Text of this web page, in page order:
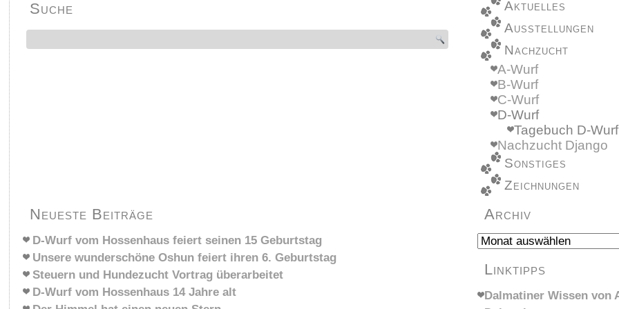
Suche
Aktuelles
Ausstellungen
Nachzucht
A-Wurf
B-Wurf
C-Wurf
D-Wurf
Tagebuch D-Wurf
Nachzucht Django
Sonstiges
Zeichnungen
Neueste Beiträge
D-Wurf vom Hossenhaus feiert seinen 15 Geburtstag
Unsere wunderschöne Oshun feiert ihren 6. Geburtstag
Steuern und Hundezucht Vortrag überarbeitet
D-Wurf vom Hossenhaus 14 Jahre alt
Archiv
Archiv
Linktipps
Dalmatiner Wissen von